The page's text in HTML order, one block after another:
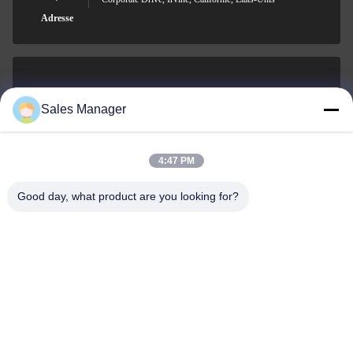
Adresse
001-512-7443871
Sales Manager
4:47 PM
Good day, what product are you looking for?